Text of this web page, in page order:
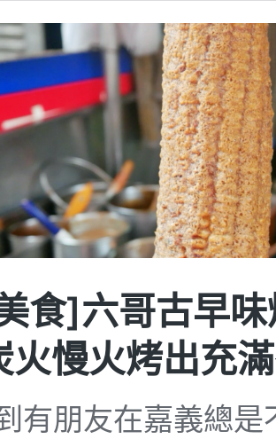
食]六哥古早
火慢火烤出充
有朋友在嘉義總